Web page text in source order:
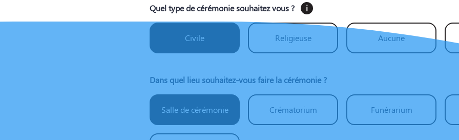
Quel type de cérémonie souhaitez vous ? i
Civile Religieuse Aucune
Dans quel lieu souhaitez-vous faire la cérémonie ?
Salle de cérémonie Crématorium Funérarium